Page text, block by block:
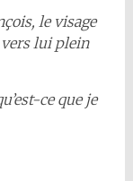
le visage
vers lui plein
ce que je